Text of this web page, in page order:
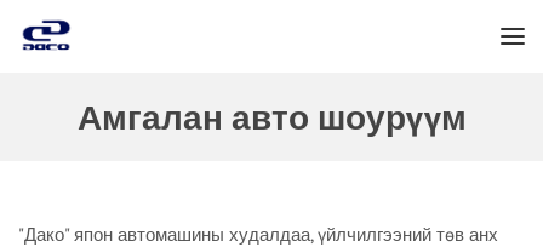
Амгалан авто шоурүүм
"Дако" япон автомашины худалдаа, үйлчилгээний төв анх